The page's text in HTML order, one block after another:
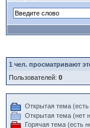
1 чел. просматривают
Пользователей: 0
Открытая тема
Открытая тема (нет
Горячая тема (есть